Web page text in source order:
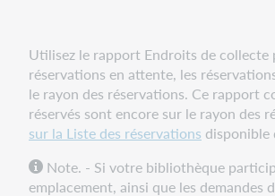
filtrer
Utiliser
le
rapport
Utilisez le rapport Endroits de collecte
réservations en attente, les
le rayon des réservations. Ce rapport
réservés sont encore sur le rayon des
sur la Liste des réservations disponible
Note. - Si votre bibliothèque
emplacement, ainsi que les demandes